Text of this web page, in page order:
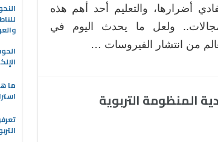
أضرارها، والتعليم أحد أهم هذه
ولعل ما يحدث اليوم في
من انتشار الفيروسات …
المنظومة التربوية
ما